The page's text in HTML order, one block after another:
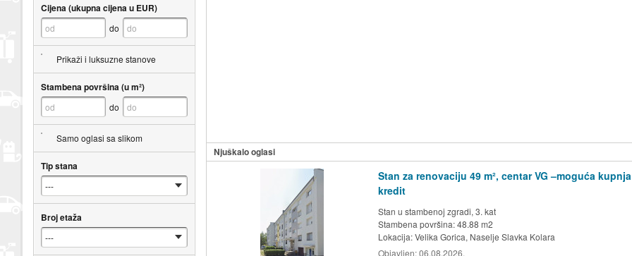
Njuškalo oglasi
Stan za renovaciju 49 m², centar VG –moguća
kredit
Stan u stambenoj zgradi, 3. kat
Stambena površina: 48.88 m2
Lokacija:Velika Gorica, Naselje Slavka Kolara
Objavljen:06.08.2026.
Cijena (ukupna cijena u EUR)
do
Prikaži i luksuzne stanove
Stambena površina (u m²)
do
Samo oglasi sa slikom
Tip stana
Broj etaža